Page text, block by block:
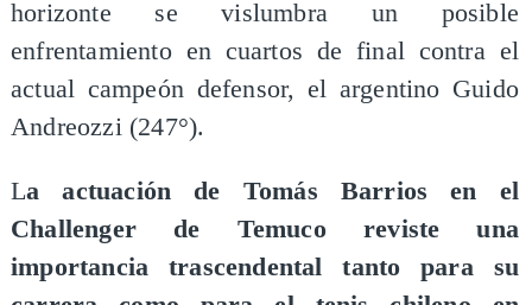
horizonte se vislumbra un posible
enfrentamiento en cuartos de final contra el
actual campeón defensor, el argentino Guido
Andreozzi (247°).
La actuación de Tomás Barrios en el
Challenger de Temuco reviste una
importancia trascendental tanto para su